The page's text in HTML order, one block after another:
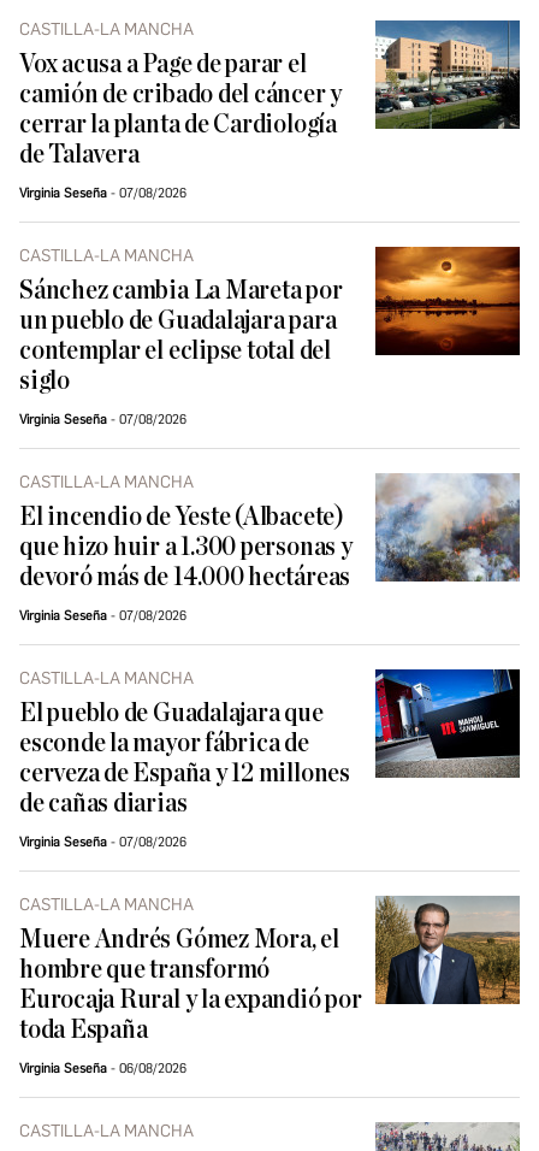
CASTILLA-LA MANCHA
Vox acusa a Page de parar el
camión de cribado del cáncer y
cerrar la planta de Cardiología
de Talavera
Virginia Seseña 07/08/2026
CASTILLA-LA MANCHA
Sánchez cambia La Mareta por
un pueblo de Guadalajara para
contemplar el eclipse total del
siglo
Virginia Seseña 07/08/2026
CASTILLA-LA MANCHA
El incendio de Yeste (Albacete)
que hizo huir a 1.300 personas y
devoró más de 14.000 hectáreas
Virginia Seseña 07/08/2026
CASTILLA-LA MANCHA
El pueblo de Guadalajara que
esconde la mayor fábrica de
cerveza de España y 12 millones
de cañas diarias
Virginia Seseña 07/08/2026
CASTILLA-LA MANCHA
Muere Andrés Gómez Mora, el
hombre que transformó
Eurocaja Rural y la expandió por
toda España
Virginia Seseña 06/08/2026
CASTILLA-LA MANCHA